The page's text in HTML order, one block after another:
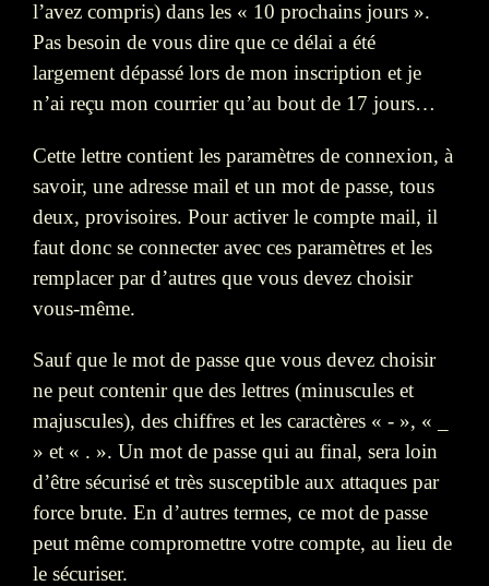
l’avez compris) dans les « 10 prochains jours ».
Pas besoin de vous dire que ce délai a été
largement dépassé lors de mon inscription et je
n’ai reçu mon courrier qu’au bout de 17 jours…
Cette lettre contient les paramètres de connexion, à
savoir, une adresse mail et un mot de passe, tous
deux, provisoires. Pour activer le compte mail, il
faut donc se connecter avec ces paramètres et les
remplacer par d’autres que vous devez choisir
vous-même.
Sauf que le mot de passe que vous devez choisir
ne peut contenir que des lettres (minuscules et
majuscules), des chiffres et les caractères « - », « _
» et « . ». Un mot de passe qui au final, sera loin
d’être sécurisé et très susceptible aux attaques par
force brute. En d’autres termes, ce mot de passe
peut même compromettre votre compte, au lieu de
le sécuriser.